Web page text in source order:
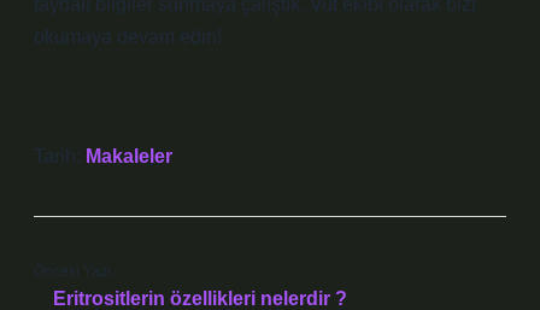
faydalı bilgiler sunmaya çalıştık. Vut ekibi olarak bizi
okumaya devam edin!
Tarih: Makaleler
Önceki Yazı
Eritrositlerin özellikleri nelerdir ?